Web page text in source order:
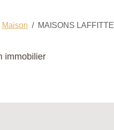
Maison MAISONS LAFFITTE
immobilier